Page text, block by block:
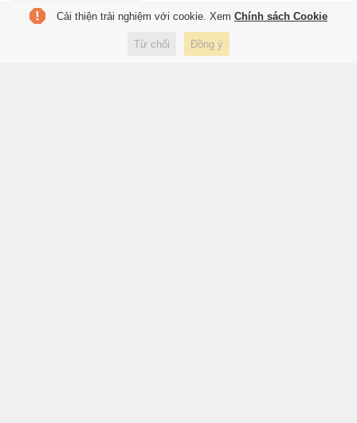
Báo động đỏ cho AI toàn cầu
4 giờ trước Công nghệ
Cải thiện trải nghiệm với cookie. Xem Chính sách Cookie
Từ chối Đồng ý